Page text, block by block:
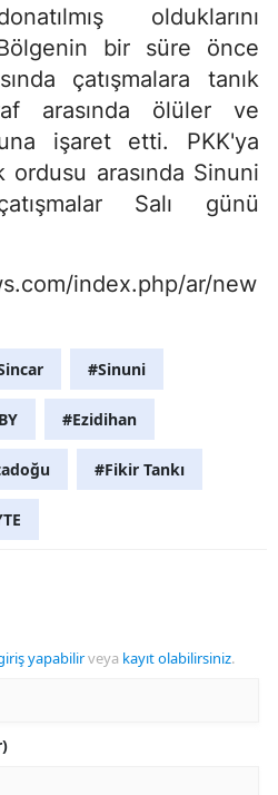
olduklarını
bir süre önce
çatışmalara tanık
arasında ölüler ve
işaret etti. PKK'ya
ordusu arasında Sinuni
Salı günü
index.php/ar/new
#Sinuni
#Ezidihan
#Fikir Tankı
yapabilirveya kayıt olabilirsiniz.